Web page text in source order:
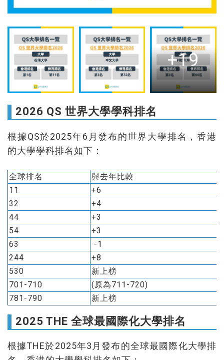
+19
2026 QS 世界大學學科排名
根據QS於2025年6月發布的世界大學排名，香港
的大學學科排名如下：
全球排名
與去年比較
11
+6
32
+4
44
+3
54
+3
63
-1
244
+8
530
新上榜
701-710
(原為711-720)
781-790
新上榜
2025 THE 全球最國際化大學排名
根據THE於2025年3月發布的全球最國際化大學排